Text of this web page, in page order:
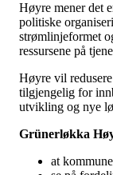
Høyre mener det
politiske
strømlinjeformet
ressursene på
Høyre vil
tilgjengelig for
utvikling og nye
Grünerløkka
at